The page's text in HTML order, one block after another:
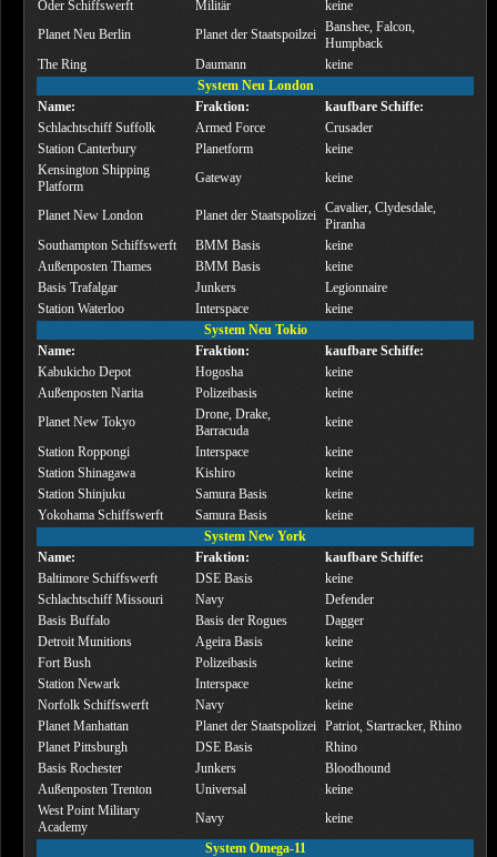
Oder Schiffswerft
Militär
keine
Planet Neu Berlin
Planet der Staatspoilzei Banshee, Falcon,
Humpback
The Ring
Daumann
keine
System Neu London
Name:
Fraktion:
kaufbare Schiffe:
Schlachtschiff Suffolk
Armed Force
Crusader
Station Canterbury
Planetform
keine
Kensington Shipping
Platform
Gateway keine
Planet New London Planet der Staatspolizei Cavalier, Clydesdale,
Piranha
Southampton Schiffswerft
BMM Basis
keine
Außenposten Thames
BMM Basis
keine
Basis Trafalgar
Junkers
Legionnaire
Station Waterloo
Interspace
keine
System Neu Tokio
Name:
Fraktion:
kaufbare Schiffe:
Kabukicho Depot
Hogosha
keine
Außenposten Narita
Polizeibasis
keine
Planet New Tokyo
Drone, Drake,
Barracuda
keine
Station Roppongi
Interspace
keine
Station Shinagawa
Kishiro
keine
Station Shinjuku
Samura Basis
keine
Yokohama Schiffswerft
Samura Basis
keine
System New York
Name:
Fraktion:
kaufbare Schiffe:
Baltimore Schiffswerft
DSE Basis
keine
Schlachtschiff Missouri
Navy
Defender
Basis Buffalo
Basis der Rogues
Dagger
Detroit Munitions
Ageira Basis
keine
Fort Bush
Polizeibasis
keine
Station Newark
Interspace
keine
Norfolk Schiffswerft
Navy
keine
Planet Manhattan
Planet der Staatspolizei Patriot, Startracker, Rhino
Planet Pittsburgh
DSE Basis
Rhino
Basis Rochester
Junkers
Bloodhound
Außenposten Trenton
Universal
keine
West Point Military
Academy
Navy
keine
System Omega-11